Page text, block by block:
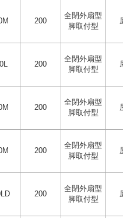
200
全閉外扇型
脚取付型
200
全閉外扇型
脚取付型
200
全閉外扇型
脚取付型
200
全閉外扇型
脚取付型
200
全閉外扇型
脚取付型